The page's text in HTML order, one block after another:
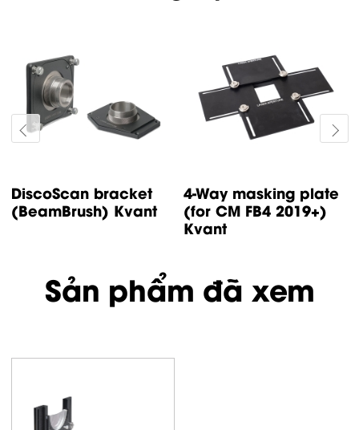
SafetyScan lens
bracket (Spectrum)
Khung giá...
SafetyScan lens
bracket (Maxim G20)
Khung...
Sản phẩm đã xem